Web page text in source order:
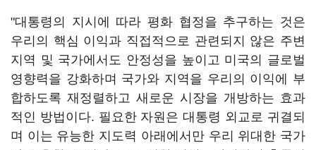
"대통령의 지시에 따라 평화 협정을 추구하는 것은
우리의 핵심 이익과 직접적으로 관련되지 않은 주변
지역 및 국가에서도 안정성을 높이고 미국의 글로벌
영향력을 강화하며 국가와 지역을 우리의 이익에 부
합하도록 재정렬하고 새로운 시장을 개방하는 효과
적인 방법이다. 필요한 자원은 대통령 외교로 귀결되
며 이는 유능한 지도력 아래에서만 우리 위대한 국가